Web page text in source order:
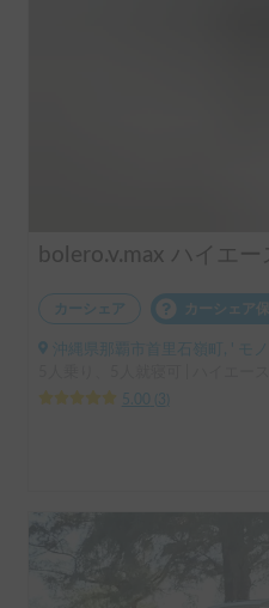
カーシェア カーシェア
沖縄県那覇市首里石嶺町, ' モ
5.00
3